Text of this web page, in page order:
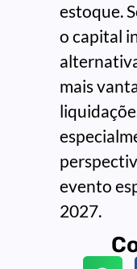
estoque.
o capital
mais
evento
2027.